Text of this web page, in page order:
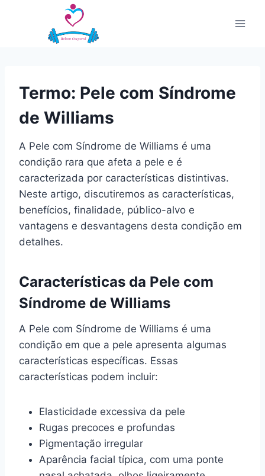
Termo: Pele com Síndrome
de Williams
A Pele com Síndrome de Williams é uma
condição rara que afeta a pele e é
caracterizada por características distintivas.
Neste artigo, discutiremos as características,
benefícios, finalidade, público-alvo e
vantagens e desvantagens desta condição em
detalhes.
Características da Pele com
Síndrome de Williams
A Pele com Síndrome de Williams é uma
condição em que a pele apresenta algumas
características específicas. Essas
características podem incluir:
Elasticidade excessiva da pele
Rugas precoces e profundas
Pigmentação irregular
Aparência facial típica, com uma ponte